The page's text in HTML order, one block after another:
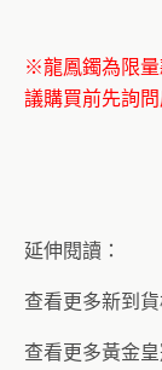
※龍鳳鐲為限量
議購買前先詢
延伸閱讀：
查看更多新到
查看更多黃金